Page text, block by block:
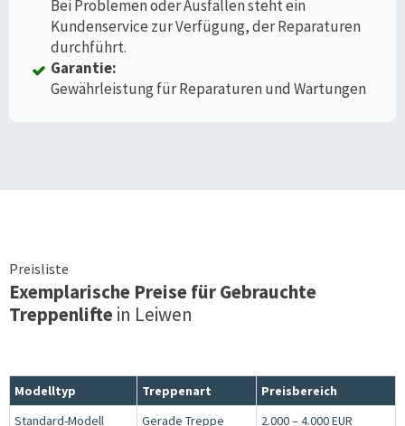
Bei Problemen oder Ausfällen steht ein
Kundenservice zur Verfügung, der Reparaturen
durchführt.
Garantie:
Gewährleistung für Reparaturen und Wartungen
Preisliste
Exemplarische Preise für Gebrauchte
Treppenliftein Leiwen
Modelltyp Treppenart
Preisbereich
Standard-Modell
Gerade Treppe
2.000 – 4.000 EUR